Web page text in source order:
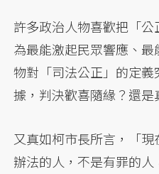
許多政治人物喜歡把「
為最能激起民眾響應、
物對「司法公正」的定
據，判決歡喜隨緣？還是
又真如柯市長所言，「
辦法的人，不是有罪的